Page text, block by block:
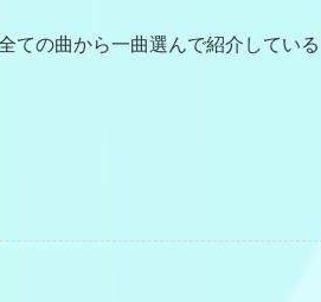
ての曲から一曲選んで紹介している